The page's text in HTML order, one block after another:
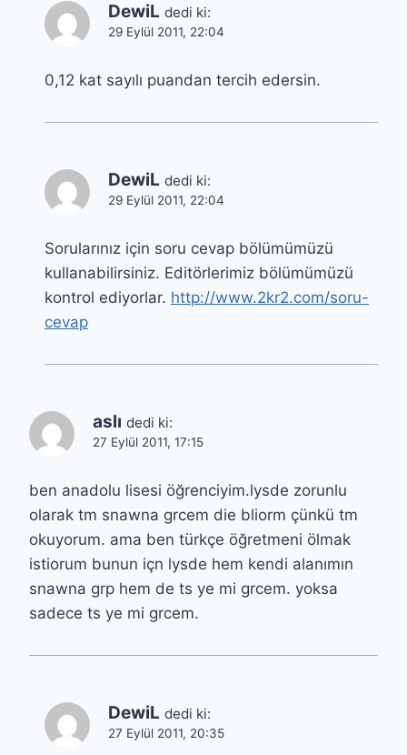
DewiL dedi ki:
29 Eylül 2011, 22:04
0,12 kat sayılı puandan tercih edersin.
DewiL dedi ki:
29 Eylül 2011, 22:04
Sorularınız için soru cevap bölümümüzü
kullanabilirsiniz. Editörlerimiz bölümümüzü
kontrol ediyorlar. http://www.2kr2.com/soru-
cevap
aslı dedi ki:
27 Eylül 2011, 17:15
ben anadolu lisesi öğrenciyim.lysde zorunlu
olarak tm snawna grcem die bliorm çünkü tm
okuyorum. ama ben türkçe öğretmeni ölmak
istiorum bunun içn lysde hem kendi alanımın
snawna grp hem de ts ye mi grcem. yoksa
sadece ts ye mi grcem.
DewiL dedi ki:
27 Eylül 2011, 20:35